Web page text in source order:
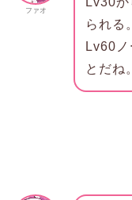
ファオ
られる。
Lv60
とだね。